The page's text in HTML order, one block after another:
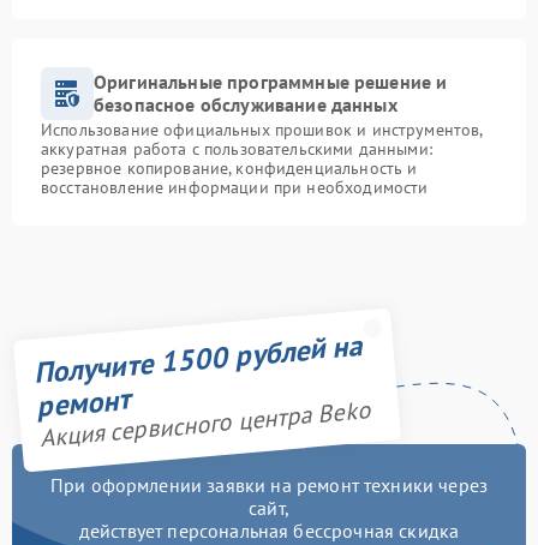
Оригинальные программные решение и
безопасное обслуживание данных
Использование официальных прошивок и инструментов,
аккуратная работа с пользовательскими данными:
резервное копирование, конфиденциальность и
восстановление информации при необходимости
Получите 1500 рублей на
ремонт
Акция сервисного центра Beko
При оформлении заявки на ремонт техники через
сайт,
действует персональная бессрочная скидка